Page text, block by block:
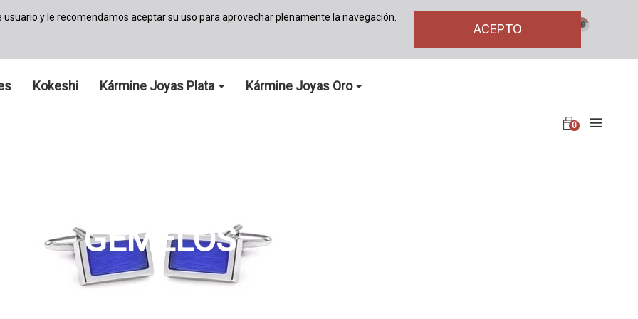
y le recomendamos aceptar su uso para aprovechar plenamente la navegación.
ACEPTO
Kokeshi Kármine Joyas Plata Kármine Joyas Oro
0
GEMELOS